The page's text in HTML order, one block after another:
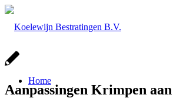
Home
Aanpassingen Krimpen